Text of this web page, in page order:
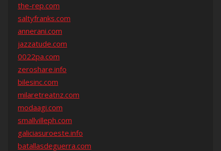
the-rep.com
saltyfranks.com
annerani.com
jazzatude.com
0022pa.com
zeroshare.info
bilesinc.com
milaretreatnz.com
modaagi.com
smallvilleph.com
galiciasuroeste.info
batallasdeguerra.com